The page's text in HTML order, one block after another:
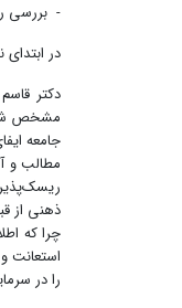
- بررسی
در
دکتر
مشخص شده
جامعه
مطالب و
ذهنی از
چرا که
استعانت
را در